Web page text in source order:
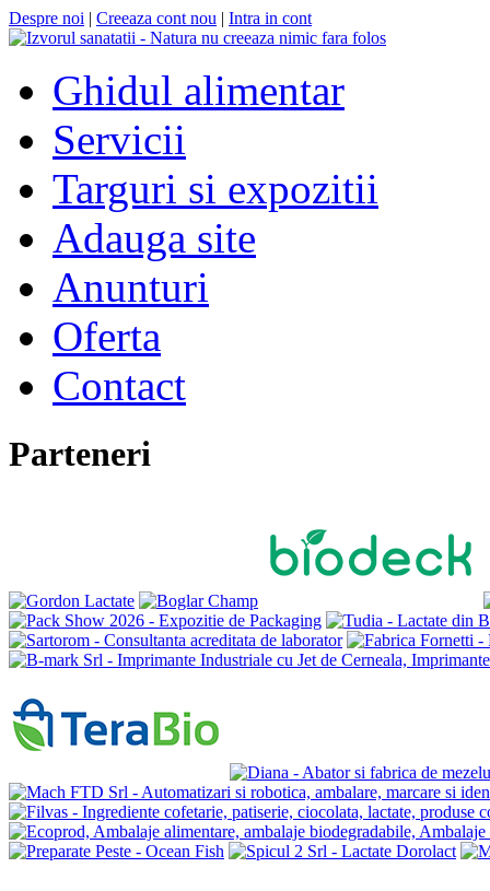
Despre noi | Creeaza cont nou | Intra in cont
Ghidul alimentar
Servicii
Targuri si expozitii
Adauga site
Anunturi
Oferta
Contact
Parteneri